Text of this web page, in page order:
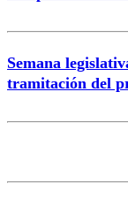
Semana
tramitación del